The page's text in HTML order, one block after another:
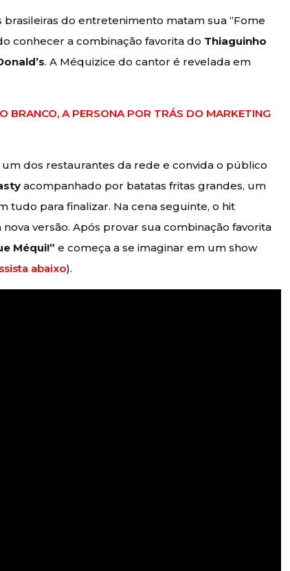
do entretenimento matam sua “Fome
conhecer a combinação favorita do Thiaguinho
. A Méquizice do cantor é revelada em
BRANCO, A PERSONA POR TRÁS DO MARKETING
dos restaurantes da rede e convida o público
acompanhado por batatas fritas grandes, um
para finalizar. Na cena seguinte, o hit
versão. Após provar sua combinação favorita
Méqui!” e começa a se imaginar em um show
abaixo).